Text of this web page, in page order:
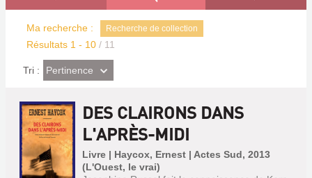
Ma recherche : Recherche de collection
Résultats 1 - 10 / 11
Tri : (Effet
imédiat)
Pertinence
DES CLAIRONS DANS
L'APRÈS-MIDI
Livre | Haycox, Ernest | Actes Sud, 2013
(L'Ouest, le vrai)